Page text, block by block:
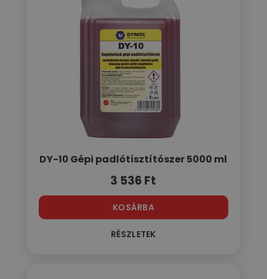
DY-10 Gépi padlótisztítószer 5000 ml
3 536 Ft
KOSÁRBA
RÉSZLETEK